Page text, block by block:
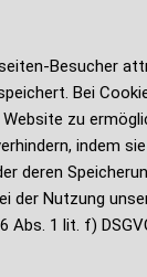
Besucher
Bei
zu
indem
deren
der Nutzung
Abs. 1 lit. f)